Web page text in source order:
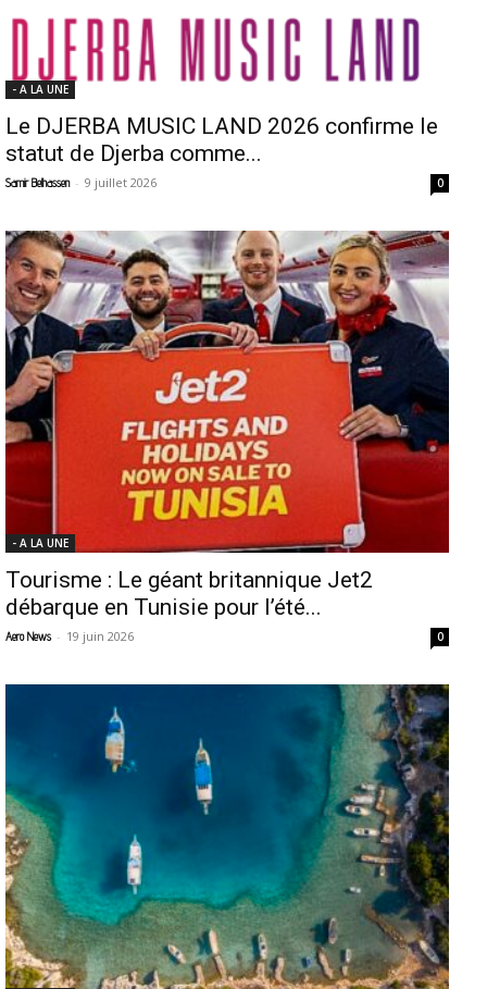
- A LA UNE
Le DJERBA MUSIC LAND 2026 confirme le
statut de Djerba comme...
Samir Belhassen - 9 juillet 2026 0
- A LA UNE
Tourisme : Le géant britannique Jet2
débarque en Tunisie pour l’été...
Aero News - 19 juin 2026 0